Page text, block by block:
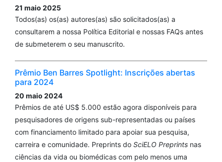
21 maio 2025
Todos(as) os(as) autores(as) são solicitados(as) a
consultarem a nossa Política Editorial e nossas FAQs antes
de submeterem o seu manuscrito.
Prêmio Ben Barres Spotlight: Inscrições abertas
para 2024
20 maio 2024
Prêmios de até US$ 5.000 estão agora disponíveis para
pesquisadores de origens sub-representadas ou países
com financiamento limitado para apoiar sua pesquisa,
carreira e comunidade. Preprints do SciELO Preprints nas
ciências da vida ou biomédicas com pelo menos uma